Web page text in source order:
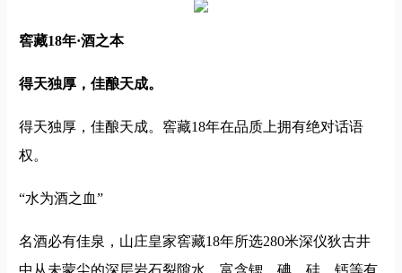
窖藏18年·酒之本
得天独厚，佳酿天成。
得天独厚，佳酿天成。窖藏18年在品质上拥有绝对话语
权。
“水为酒之血”
名酒必有佳泉，山庄皇家窖藏18年所选280米深仪狄古井
中从未蒙尘的深层岩石裂隙水，富含锶、碘、硅、钙等有